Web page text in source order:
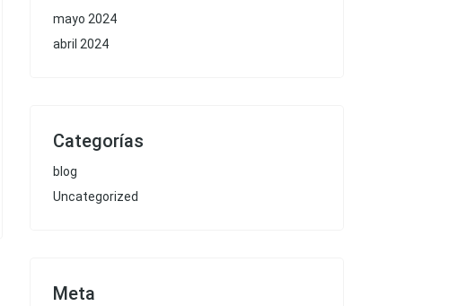
mayo 2024
abril 2024
Categorías
blog
Uncategorized
Meta